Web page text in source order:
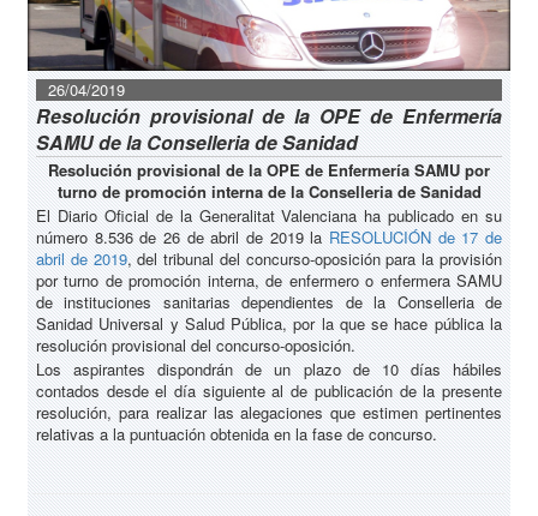
26/04/2019
Resolución provisional de la OPE de Enfermería
SAMU de la Conselleria de Sanidad
Resolución provisional de la OPE de Enfermería SAMU por
turno de promoción interna de la Conselleria de Sanidad
El Diario Oficial de la Generalitat Valenciana ha publicado en su
número 8.536 de 26 de abril de 2019 la RESOLUCIÓN de 17 de
abril de 2019, del tribunal del concurso-oposición para la provisión
por turno de promoción interna, de enfermero o enfermera SAMU
de instituciones sanitarias dependientes de la Conselleria de
Sanidad Universal y Salud Pública, por la que se hace pública la
resolución provisional del concurso-oposición.
Los aspirantes dispondrán de un plazo de 10 días hábiles
contados desde el día siguiente al de publicación de la presente
resolución, para realizar las alegaciones que estimen pertinentes
relativas a la puntuación obtenida en la fase de concurso.